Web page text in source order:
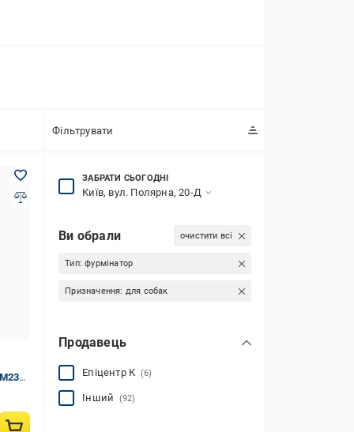
Фільтрувати
ЗАБРАТИ СЬОГОДНІ
Київ, вул. Полярна, 20-Д
Ви обрали очистити всі
Тип:фурмінатор
Призначення: для собак
Продавець
Епіцентр К (6)
Інший (92)